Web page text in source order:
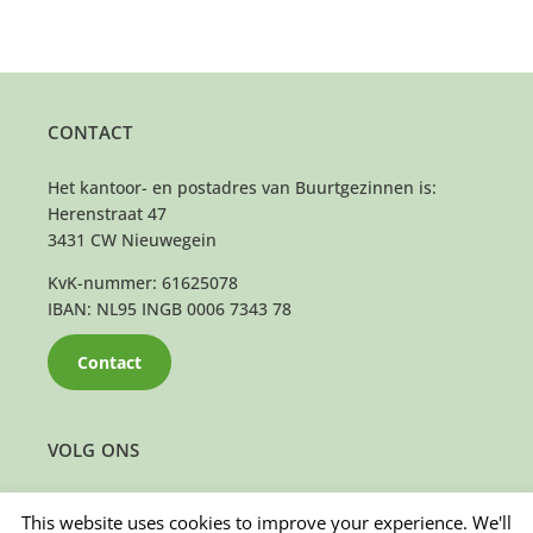
VOLG ONS
CONTACT
Het kantoor- en postadres van Buurtgezinnen is:
Herenstraat 47
3431 CW Nieuwegein
KvK-nummer: 61625078
IBAN: NL95 INGB 0006 7343 78
Contact
This website uses cookies to improve your experience. We'll